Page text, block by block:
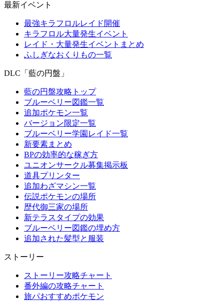
最新イベント
最強キラフロルレイド開催
キラフロル大量発生イベント
レイド・大量発生イベントまとめ
ふしぎなおくりもの一覧
DLC「藍の円盤」
藍の円盤攻略トップ
ブルーベリー図鑑一覧
追加ポケモン一覧
バージョン限定一覧
ブルーベリー学園レイド一覧
新要素まとめ
BPの効率的な稼ぎ方
ユニオンサークル募集掲示板
道具プリンター
追加わざマシン一覧
伝説ポケモンの場所
歴代御三家の場所
新テラスタイプの効果
ブルーベリー図鑑の埋め方
追加された髪型と服装
ストーリー
ストーリー攻略チャート
番外編の攻略チャート
旅パおすすめポケモン